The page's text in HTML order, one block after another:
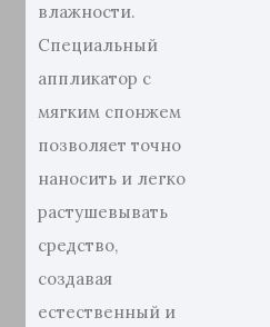
влажности.
Специальный
аппликатор с
мягким спонжем
позволяет точно
наносить и легко
растушевывать
средство,
создавая
естественный и